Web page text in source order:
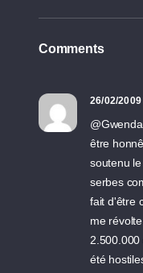
Comments
26/02/
être
soutenu
serbes
fait d'être
me
2.500.000
été